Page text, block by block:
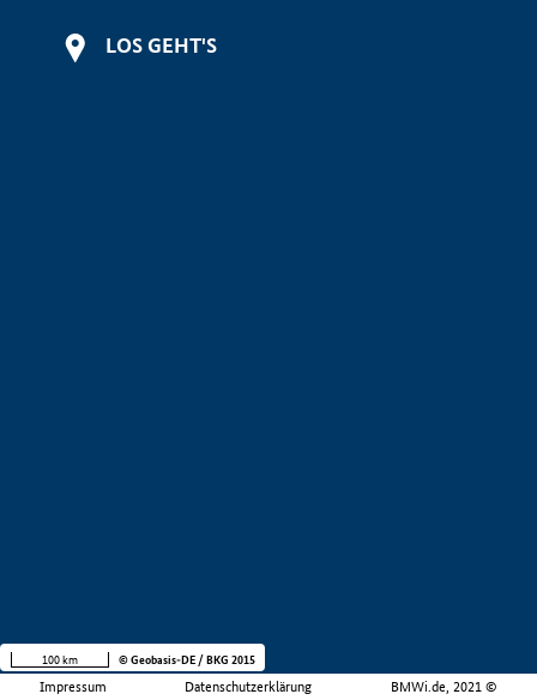
LOS GEHT'S
Impressum Datenschutzerklärung BMWi.de, 2021 ©
100 km © Geobasis-DE / BKG 2015